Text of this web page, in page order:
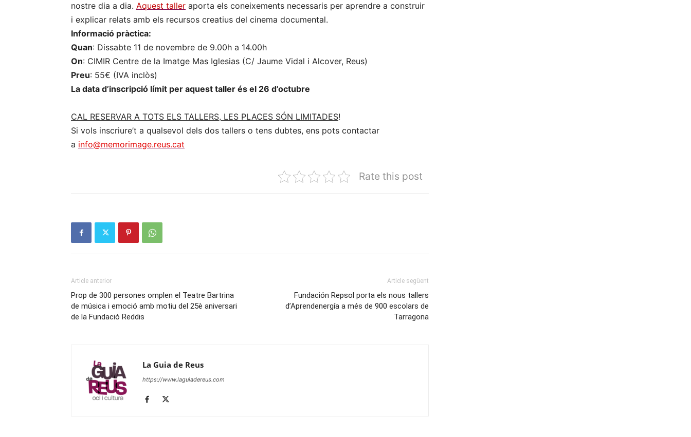
nostre dia a dia. Aquest taller aporta els coneixements necessaris per aprendre a construir
i explicar relats amb els recursos creatius del cinema documental.
Informació pràctica:
Quan: Dissabte 11 de novembre de 9.00h a 14.00h
On: CIMIR Centre de la Imatge Mas Iglesias (C/ Jaume Vidal i Alcover, Reus)
Preu: 55€ (IVA inclòs)
La data d’inscripció límit per aquest taller és el 26 d’octubre
CAL RESERVAR A TOTS ELS TALLERS, LES PLACES SÓN LIMITADES!
Si vols inscriure’t a qualsevol dels dos tallers o tens dubtes, ens pots contactar
a info@memorimage.reus.cat
Rate this post
Article anterior
Prop de 300 persones omplen el Teatre Bartrina
de música i emoció amb motiu del 25è aniversari
de la Fundació Reddis
Article següent
Fundación Repsol porta els nous tallers
d’Aprendenergía a més de 900 escolars de
Tarragona
La Guia de Reus
https://www.laguiadereus.com